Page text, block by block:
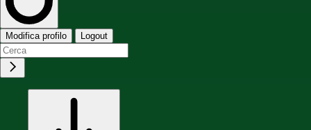
Modifica profilo Logout